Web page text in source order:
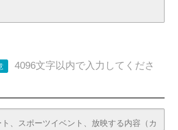
4096文字以内で入力してくださ